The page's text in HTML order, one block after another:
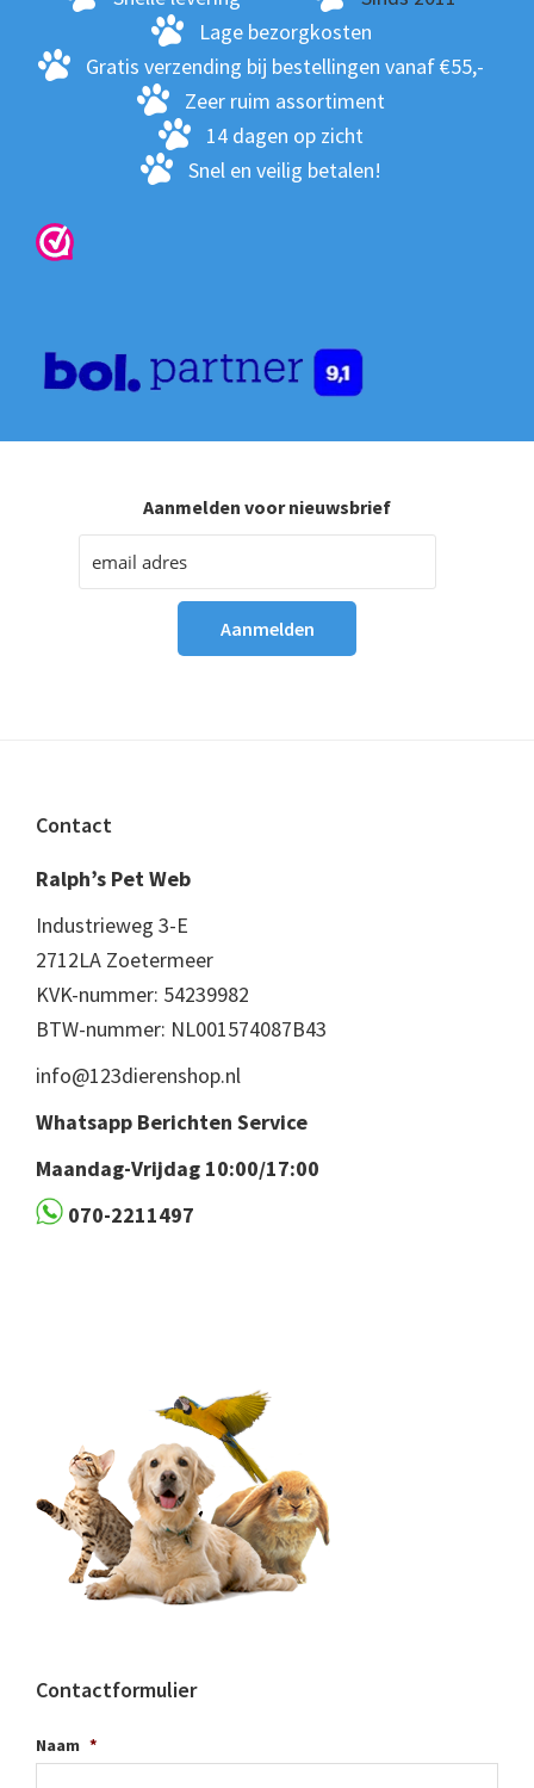
Lage bezorgkosten
Gratis verzending bij bestellingen vanaf €55,-
Zeer ruim assortiment
14 dagen op zicht
Snel en veilig betalen!
Aanmelden voor nieuwsbrief
Footer
Contact
Ralph’s Pet Web
Industrieweg 3-E
2712LA Zoetermeer
KVK-nummer: 54239982
BTW-nummer: NL001574087B43
info@123dierenshop.nl
Whatsapp Berichten Service
Maandag-Vrijdag 10:00/17:00
070-2211497
Contactformulier
Naam *